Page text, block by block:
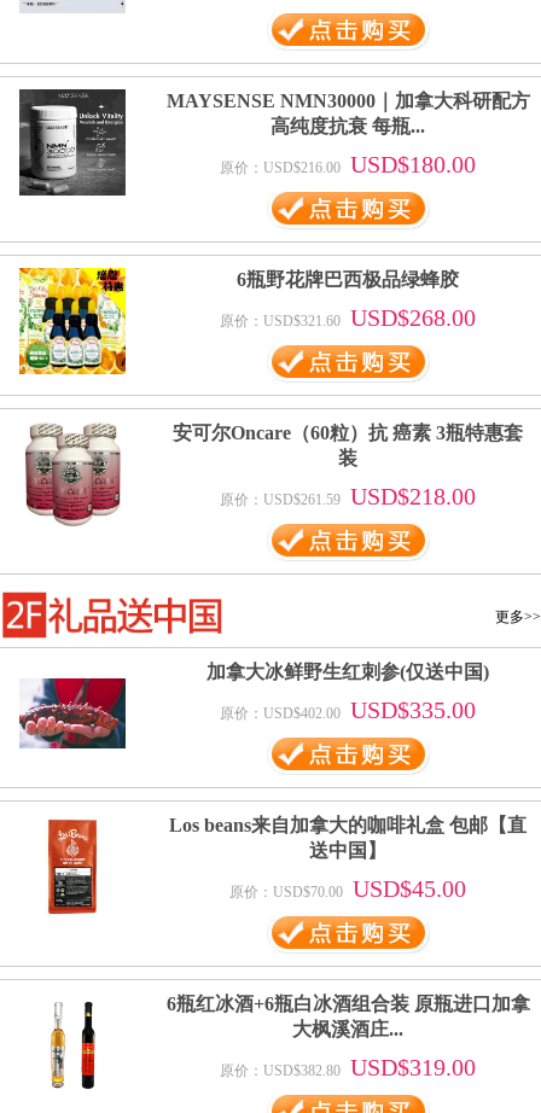
MAYSENSE NMN30000｜加拿大科研配方
高纯度抗衰 每瓶...
原价：USD$216.00 USD$180.00
6瓶野花牌巴西极品绿蜂胶
原价：USD$321.60 USD$268.00
安可尔Oncare（60粒）抗 癌素 3瓶特惠套
装
原价：USD$261.59 USD$218.00
更多>>
加拿大冰鲜野生红刺参(仅送中国)
原价：USD$402.00 USD$335.00
Los beans来自加拿大的咖啡礼盒 包邮【直
送中国】
原价：USD$70.00 USD$45.00
6瓶红冰酒+6瓶白冰酒组合装 原瓶进口加拿
大枫溪酒庄...
原价：USD$382.80 USD$319.00